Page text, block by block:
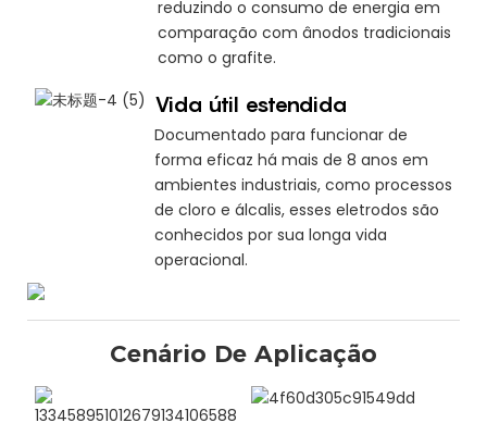
reduzindo o consumo de energia em
comparação com ânodos tradicionais
como o grafite.
Vida útil estendida
Documentado para funcionar de
forma eficaz há mais de 8 anos em
ambientes industriais, como processos
de cloro e álcalis, esses eletrodos são
conhecidos por sua longa vida
operacional.
Cenário De Aplicação